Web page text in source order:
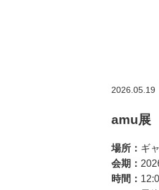
2026.05.19
amu展
場所： ギ
会期：
時間：